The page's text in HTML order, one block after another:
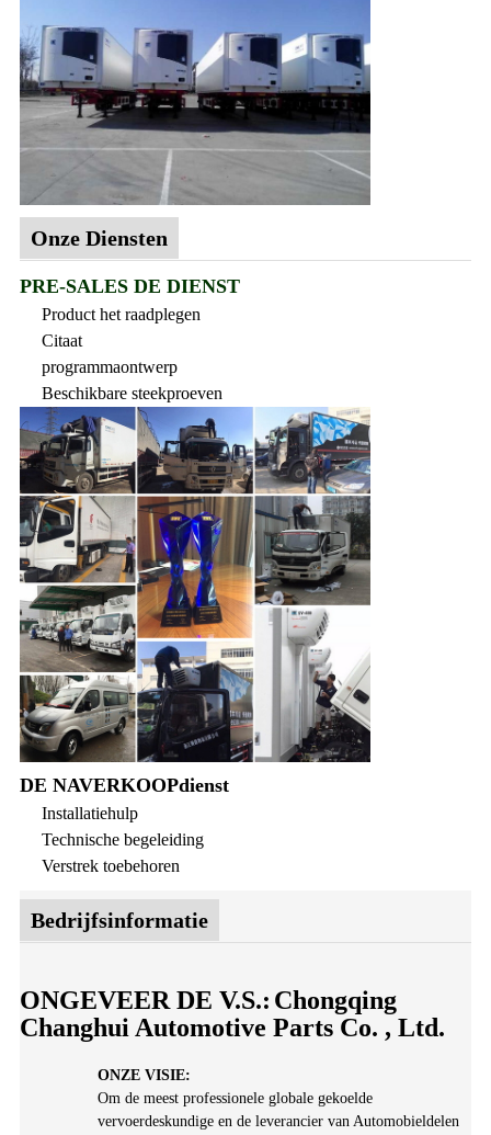
Onze Diensten
PRE-SALES DE DIENST
Product het raadplegen
Citaat
programmaontwerp
Beschikbare steekproeven
DE NAVERKOOPdienst
Installatiehulp
Technische begeleiding
Verstrek toebehoren
Bedrijfsinformatie
ONGEVEER DE V.S.: Chongqing
Changhui Automotive Parts Co. , Ltd.
ONZE VISIE:
Om de meest professionele globale gekoelde
vervoerdeskundige en de leverancier van Automobieldelen